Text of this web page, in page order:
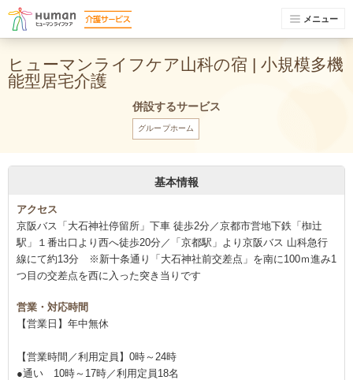
メニュー
ヒューマンライフケア山科の宿 | 小規模多機
能型居宅介護
併設するサービス
グループホーム
基本情報
アクセス
京阪バス「大石神社停留所」下車 徒歩2分／京都市営地下鉄「椥辻
駅」１番出口より西へ徒歩20分／「京都駅」より京阪バス 山科急行
線にて約13分 ※新十条通り「大石神社前交差点」を南に100ｍ進み1
つ目の交差点を西に入った突き当りです
営業・対応時間
【営業日】年中無休
【営業時間／利用定員】0時～24時
●通い 10時～17時／利用定員18名